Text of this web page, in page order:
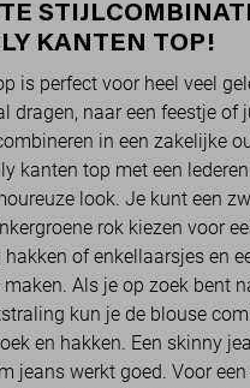
KANTEN TOP!
is perfect voor heel veel
dragen, naar een feestje of
in een zakelijke
kanten top met een
look. Je kunt een
rok kiezen voor
of enkellaarsjes en
Als je op zoek bent
kun je de blouse
en hakken. Een skinny
jeans werkt goed. Voor